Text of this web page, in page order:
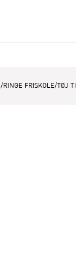
/RINGE FRISKOLE/TØJ